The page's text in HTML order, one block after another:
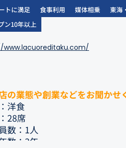
トに満足
食事利用 媒体相乗 東海
ン10年以上
の業態や創業などをお聞かせ
洋食
28席
数：1人
数：3年